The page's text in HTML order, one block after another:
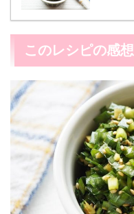
このレシピの感想